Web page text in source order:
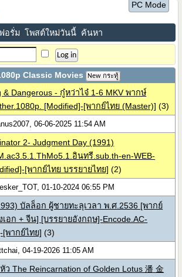
PC Mode
ฟอรั่ม โพสต์ใหม่วันนี้ ค้นหา
Classic Movies New กระทู้
& Dangerous - กู๋หว่าไจ๋ 1-6 MKV พากษ์
[Modified]-[พากย์ไทย (Master)] (3)
06-06-2025 11:54 AM
2- Judgment Day (1991)
อินทรี.sub.th-en-WEB-
[พากย์ไทย บรรยายไทย] (2)
01-10-2024 06:55 PM
บัลล็อก ผู้ชายทะลุเวลา พ.ศ.2536 [พากย์
อก + จีน] [บรรยายอังกฤษ]-Encode.AC-
[พากย์ไทย] (3)
04-19-2026 11:05 AM
The Reincarnation of Golden Lotus 潘 金